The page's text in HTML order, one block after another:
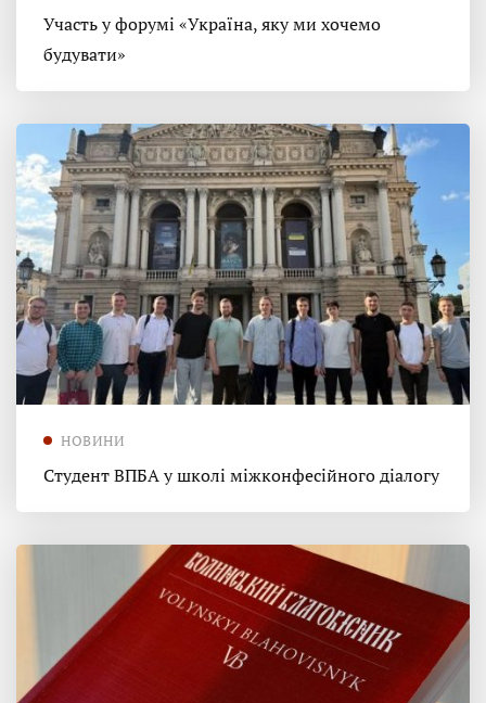
Участь у форумі «Україна, яку ми хочемо
будувати»
НОВИНИ
Студент ВПБА у школі міжконфесійного діалогу